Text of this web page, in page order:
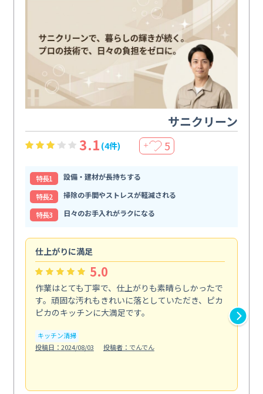
サニクリーン
3.1 (4件) ＋ 5
特⻑1
設備・建材が長持ちする
特⻑2
掃除の手間やストレスが軽減される
特⻑3
日々のお手入れがラクになる
仕上がりに満足
5.0
作業はとても丁寧で、仕上がりも素晴らしかったで
す。頑固な汚れもきれいに落としていただき、ピカ
ピカのキッチンに大満足です。
キッチン清掃
投稿日：2024/08/03
投稿者：でんでん